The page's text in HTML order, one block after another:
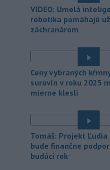
11:29 - Severná Kórea
odpálila najmenej jeden
neidentifikovaný
juhokórejská armáda.
10:31 - Island si v
rokovaní o vstupe do
únie chce zachovať
Väčšina Poliakov
funkcii hodnotí
prezidenta Karola
pozitívne.
VIDEO: Umelá
robotika pomáhajú
záchranárom
Ceny vybraných
surovín v roku 2025
mierne klesli
Tomáš: Projekt Ľudia
bude finančne
budúci rok